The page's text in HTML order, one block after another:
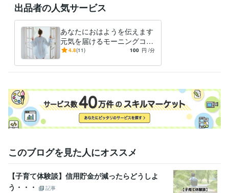
出品者の人気サービス
あなたにおはようを伝えます
元気を届けるモーニングコー
ル：一日の始まりを明るく
4.8(11) 100 円 /分
このブログを見た人にオススメ
【子育て体験談】信用貯金が減ったらどうしよ
う・・・
記事